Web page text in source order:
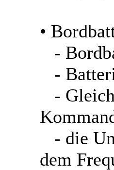
•
-
-
-
- die
dem